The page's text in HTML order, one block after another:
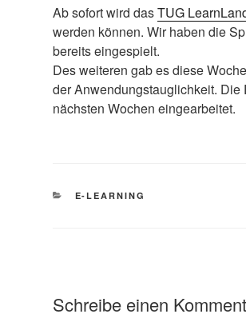
Ab sofort wird dasTUG
werden können. Wir haben die
bereits eingespielt.
Des weiteren gab es diese
der Anwendungstauglichkeit.
nächsten Wochen eingearbeitet.
KATEGORIEN
E-LEARNING
Schreibe einen